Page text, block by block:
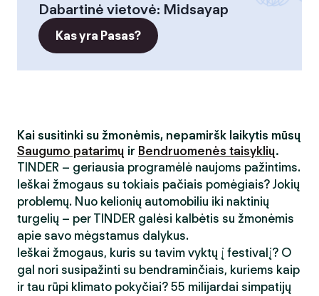
Dabartinė vietovė: Midsayap
Kas yra Pasas?
Kai susitinki su žmonėmis, nepamiršk laikytis mūsų
Saugumo patarimų ir Bendruomenės taisyklių.
TINDER – geriausia programėlė naujoms pažintims.
Ieškai žmogaus su tokiais pačiais pomėgiais? Jokių
problemų. Nuo kelionių automobiliu iki naktinių
turgelių – per TINDER galėsi kalbėtis su žmonėmis
apie savo mėgstamus dalykus.
Ieškai žmogaus, kuris su tavim vyktų į festivalį? O
gal nori susipažinti su bendraminčiais, kuriems kaip
ir tau rūpi klimato pokyčiai? 55 milijardai simpatijų